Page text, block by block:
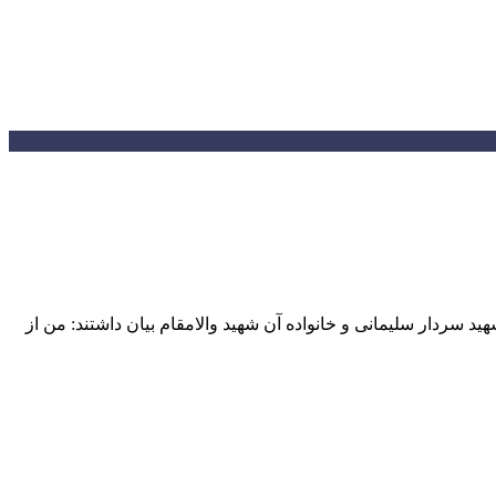
اعضای ستاد بزرگداشت سالگرد سپهبد شهید سردار سلیمانی و خانواده آن شهید والامقام بیان داشتند: من از